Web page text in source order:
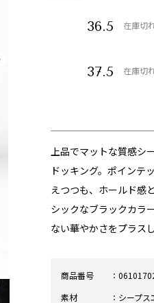
36.5 在庫切
37.5 在庫切
上品でマットな質感シ
ドッキング。ポインテ
えつつも、ホールド感
シックなブラックカラ
ない華やかさをプラス
商品番号
素材
シープ